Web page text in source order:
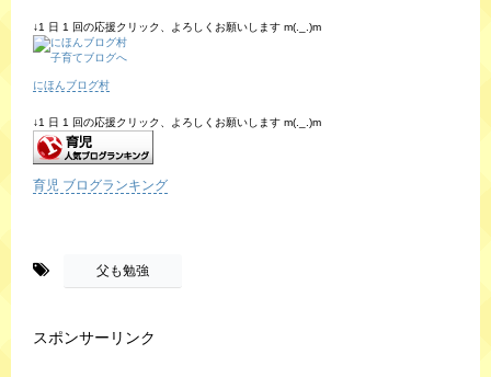
↓1 日 1 回の応援クリック、よろしくお願いします m(._.)m
にほんブログ村
↓1 日 1 回の応援クリック、よろしくお願いします m(._.)m
育児 ブログランキング
父も勉強
スポンサーリンク